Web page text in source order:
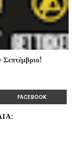
FACEBOOK